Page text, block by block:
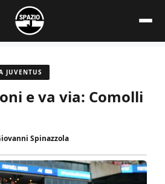
JUVENTUS
e va via: Comolli
Spinazzola